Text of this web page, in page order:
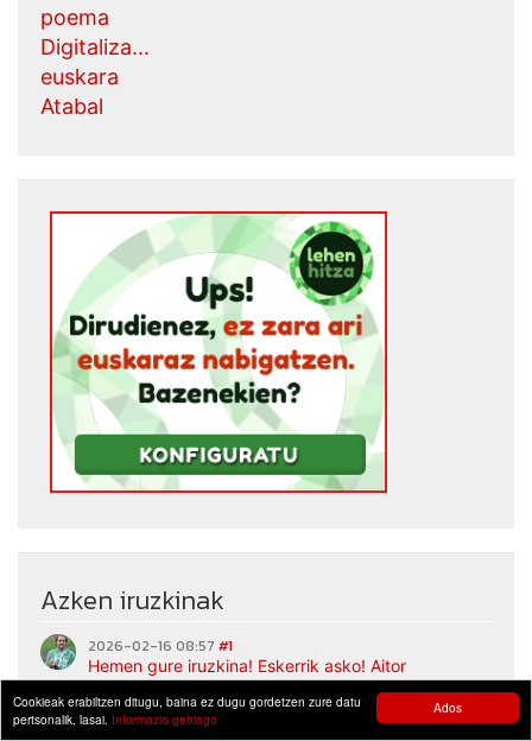
Ados
Cookieak erabiltzen ditugu, baina ez dugu gordetzen zure datu
pertsonalik, lasai. Informazio gehiago
poema
Digitaliza...
euskara
Atabal
Azken iruzkinak
2026-02-16 08:57 #1
Hemen gure iruzkina! Eskerrik asko! Aitor
2025-12-19 07:54#2
Ona! XDD